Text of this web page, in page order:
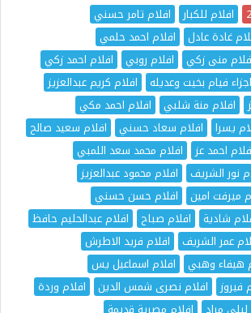
افلام للكبار
افلام تامر حسني
غادة عادل
افلام احمد حلمي
منى زكي افلام روبي
افلام احمد زكي
اجزاء فيام بخيت وعديله
افلام كريم عبدالعزيز
افلام منة شلبي
افلام احمد مكي
يسرا افلام سعاد حسني
افلام سعيد صالح
احمد عز
افلام محمد سعد اللمبي
نور الشريف
افلام محمود عبدالعزيز
ميرفت امين
افلام حسن حسني
شادية افلام صباح
افلام عبدالحليم حافظ
عمر الشريف
افلام فريد الاطرش
هيفاء وهبي
افلام اسماعيل يس
فيروز افلام نصرى شمس الدين
افلام وردة